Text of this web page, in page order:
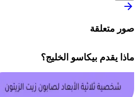
صور متعلقة
ماذا يقدم بيكاسو الخليج؟